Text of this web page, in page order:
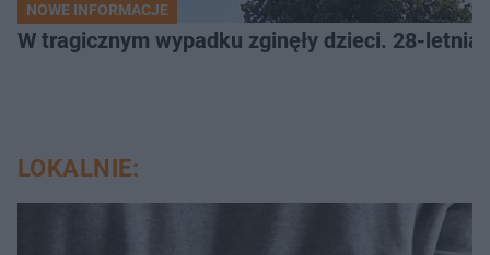
NOWE INFORMACJE
W tragicznym wypadku zginęły dzieci. 28-
LOKALNIE: